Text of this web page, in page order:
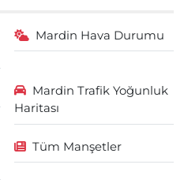
Mardin Hava Durumu
Mardin Trafik Yoğunluk
Haritası
Tüm Manşetler